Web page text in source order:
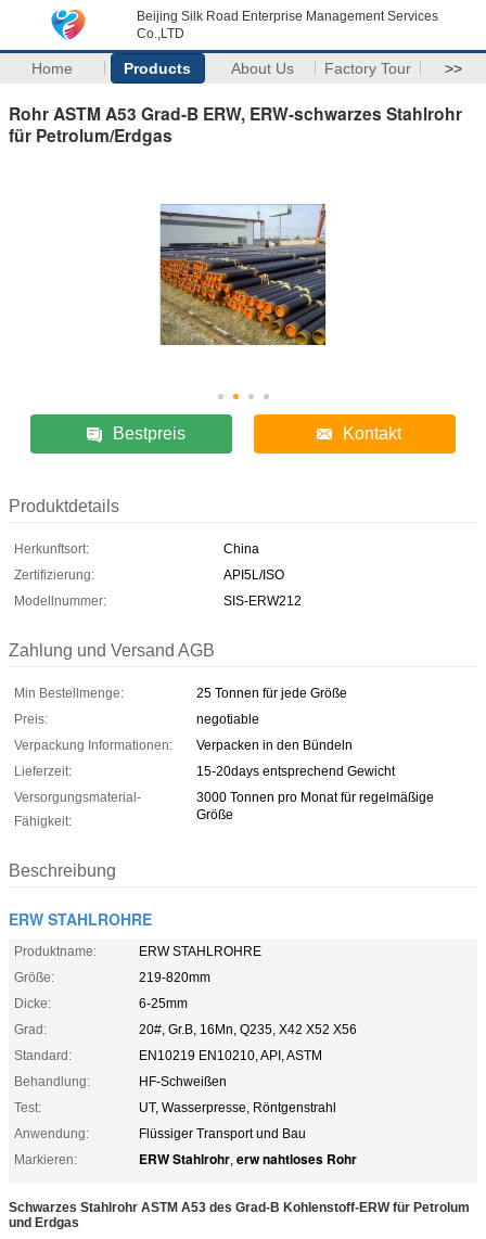
Beijing Silk Road Enterprise Management Services
Co.,LTD
Home Products About Us Factory Tour >>
Rohr ASTM A53 Grad-B ERW, ERW-schwarzes Stahlrohr
für Petrolum/Erdgas
Bestpreis Kontakt
Produktdetails
Herkunftsort:
China
Zertifizierung:
API5L/ISO
Modellnummer:
SIS-ERW212
Zahlung und Versand AGB
Min Bestellmenge:
25 Tonnen für jede Größe
Preis:
negotiable
Verpackung Informationen:
Verpacken in den Bündeln
Lieferzeit:
15-20days entsprechend Gewicht
Versorgungsmaterial-
Fähigkeit:
3000 Tonnen pro Monat für regelmäßige
Größe
Beschreibung
ERW STAHLROHRE
Produktname:
ERW STAHLROHRE
Größe:
219-820mm
Dicke:
6-25mm
Grad:
20#, Gr.B, 16Mn, Q235, X42 X52 X56
Standard:
EN10219 EN10210, API, ASTM
Behandlung:
HF-Schweißen
Test:
UT, Wasserpresse, Röntgenstrahl
Anwendung:
Flüssiger Transport und Bau
Markieren:
ERW Stahlrohr, erw nahtloses Rohr
Schwarzes Stahlrohr ASTM A53 des Grad-B Kohlenstoff-ERW für Petrolum
und Erdgas